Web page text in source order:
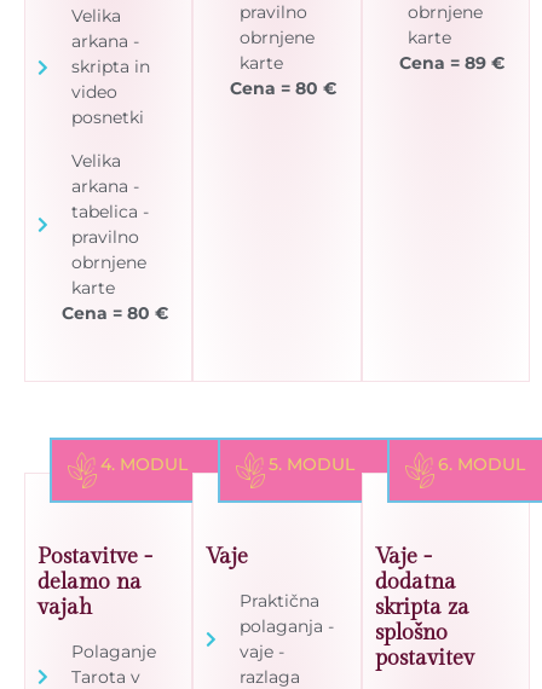
Velika
arkana -
skripta in
video
posnetki
Velika
arkana -
tabelica -
pravilno
obrnjene
karte
Cena = 80 €
pravilno
obrnjene
karte
Cena = 80 €
obrnjene
karte
Cena = 89 €
4. MODUL
Postavitve -
delamo na
vajah
Polaganje
Tarota v
5. MODUL
Vaje
Praktična
polaganja -
vaje -
razlaga
6. MODUL
Vaje -
dodatna
skripta za
splošno
postavitev